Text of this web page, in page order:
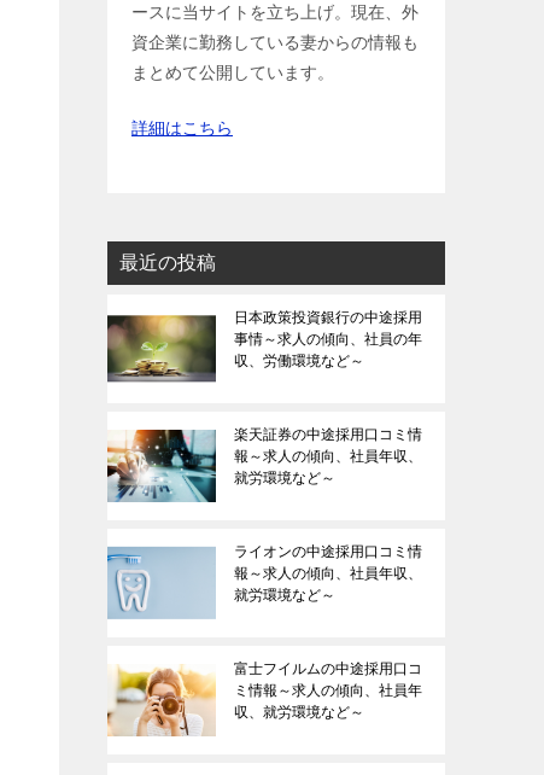
ースに当サイトを立ち上げ。現在、外
資企業に勤務している妻からの情報も
まとめて公開しています。
詳細はこちら
最近の投稿
日本政策投資銀行の中途採用
事情～求人の傾向、社員の年
収、労働環境など～
楽天証券の中途採用口コミ情
報～求人の傾向、社員年収、
就労環境など～
ライオンの中途採用口コミ情
報～求人の傾向、社員年収、
就労環境など～
富士フイルムの中途採用口コ
ミ情報～求人の傾向、社員年
収、就労環境など～